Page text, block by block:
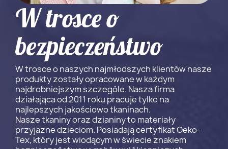
W trosce o
bezpieczeństwo
W trosce o naszych najmłodszych klientów nasze
produkty zostały opracowane w każdym
najdrobniejszym szczególe. Nasza firma
działająca od 2011 roku pracuje tylko na
najlepszych jakościowo tkaninach.
Nasze tkaniny oraz dzianiny to materiały
przyjazne dzieciom. Posiadają certyfikat Oeko-
Tex, który jest wiodącym w świecie znakiem